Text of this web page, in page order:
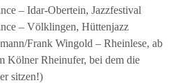
– Idar-Obertein, Jazzfestival
– Völklingen, Hüttenjazz
Frank Wingold – Rheinlese, ab
Kölner Rheinufer, bei dem die
sitzen!)